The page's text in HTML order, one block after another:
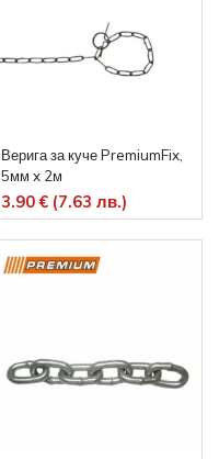
Верига за куче PremiumFix,
5мм x 2м
3.90 € (7.63 лв.)